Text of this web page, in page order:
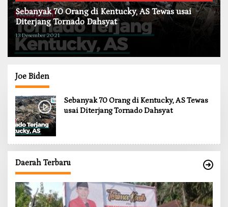
Sebanyak 70 Orang di Kentucky, AS Tewas usai
Diterjang Tornado Dahsyat
13 Desember 2021
Joe Biden
Sebanyak 70 Orang di Kentucky, AS Tewas
usai Diterjang Tornado Dahsyat
Daerah Terbaru